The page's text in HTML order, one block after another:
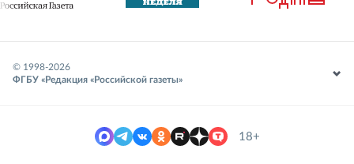
© 1998-2026
ФГБУ «Редакция «Российской газеты»
18+